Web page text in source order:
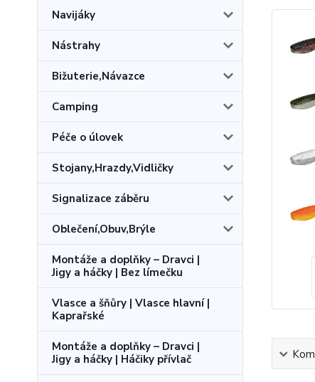
Navijáky
Nástrahy
Bižuterie,Návazce
Camping
Péče o úlovek
Stojany,Hrazdy,Vidličky
Signalizace záběru
Oblečení,Obuv,Brýle
Montáže a doplňky – Dravci |
Jigy a háčky | Bez límečku
Vlasce a šňůry | Vlasce hlavní |
Kaprařské
Montáže a doplňky – Dravci |
Jigy a háčky | Háčiky přívlač